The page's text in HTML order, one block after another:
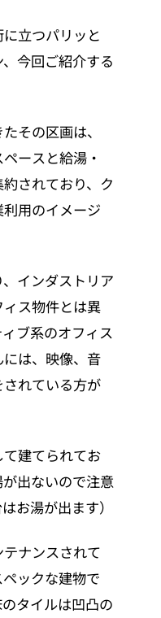
立つパリッと
今回ご紹介する
その区画は、
ースと給湯・
されており、ク
用のイメージ
インダストリア
ス物件とは異
ブ系のオフィス
は、映像、音
れている方が
建てられてお
出ないので注意
お湯が出ます）
ナンスされて
ックな建物で
タイルは凹凸の